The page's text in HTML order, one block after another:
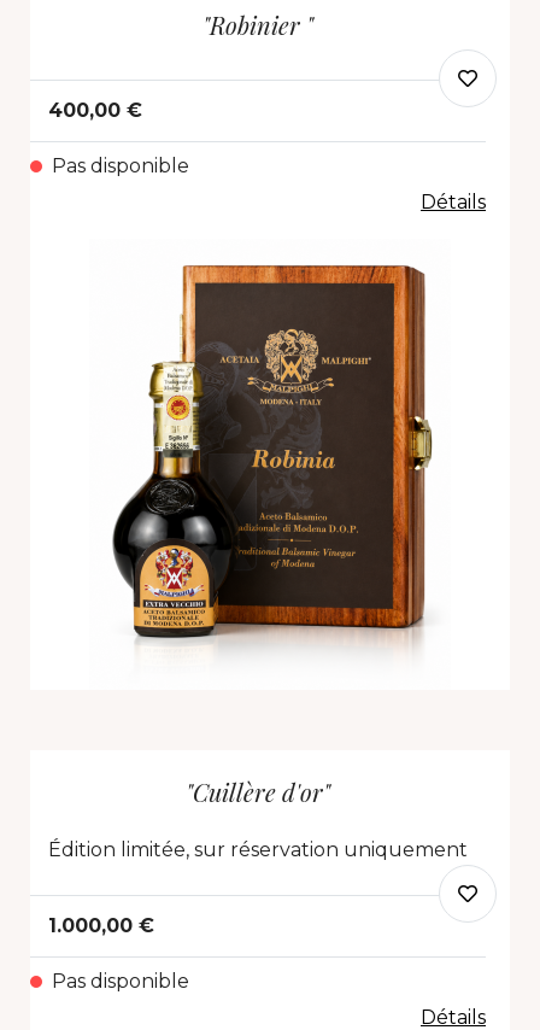
"Robinier "
400,00 €
Pas disponible
Détails
"Cuillère d'or"
Édition limitée, sur réservation uniquement
1.000,00 €
Pas disponible
Détails